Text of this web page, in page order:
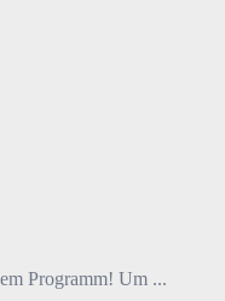
Programm! Um ...